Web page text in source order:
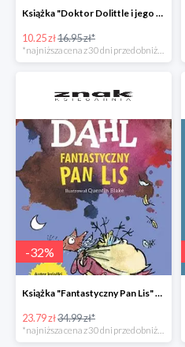
Książka "Doktor Dolittle i jego zwierzęta" -40%
10.25 zł16.95 zł*
*najniższa cena z 30 dni przed obniżką
-32%
Książka "Fantastyczny Pan Lis" -32%
23.79 zł34.99 zł*